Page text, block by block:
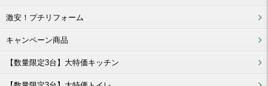
激安！プチリフォーム
キャンペーン商品
【数量限定3台】大特価キッチン